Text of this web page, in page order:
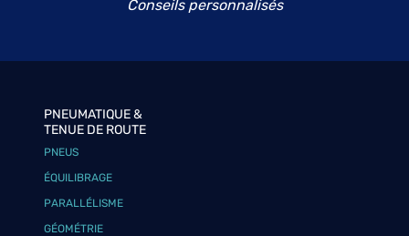
Conseils personnalisés
PNEUMATIQUE &
TENUE DE ROUTE
PNEUS
ÉQUILIBRAGE
PARALLÉLISME
GÉOMÉTRIE